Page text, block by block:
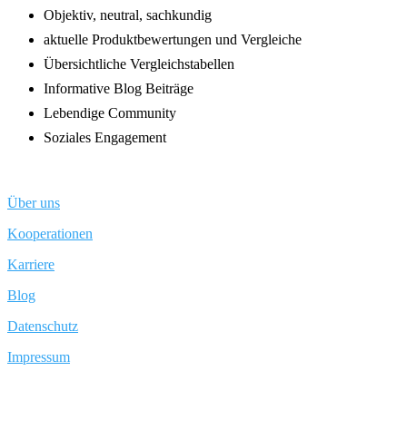
Objektiv, neutral, sachkundig
aktuelle Produktbewertungen und Vergleiche
Übersichtliche Vergleichstabellen
Informative Blog Beiträge
Lebendige Community
Soziales Engagement
Über uns
Kooperationen
Karriere
Blog
Datenschutz
Impressum